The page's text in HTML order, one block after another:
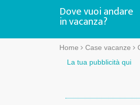
Dove vuoi andare
in vacanza?
Home Case vacanze
La tua pubblicità qui